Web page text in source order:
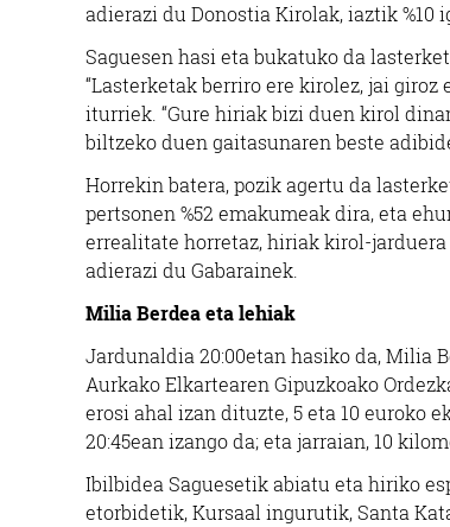
adierazi du Donostia Kirolak, iaztik %10
Saguesen hasi eta bukatuko da
“Lasterketak berriro ere kirolez, jai
iturriek. “Gure hiriak bizi duen kirol
biltzeko duen gaitasunaren beste
Horrekin batera, pozik agertu da
pertsonen %52 emakumeak dira, eta
errealitate horretaz, hiriak kirol-
adierazi du Gabarainek.
Milia Berdea eta lehiak
Jardunaldia 20:00etan hasiko da, Milia
Aurkako Elkartearen Gipuzkoako
erosi ahal izan dituzte, 5 eta 10 euroko
20:45ean izango da; eta jarraian, 10
Ibilbidea Saguesetik abiatu eta hiriko
etorbidetik, Kursaal ingurutik, Santa